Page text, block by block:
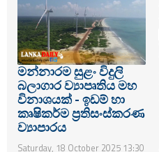
මන්නාරම සුළං විදුලි
බලාගාර ව්‍යාපෘතිය මහ
විනාශයක් - ඉඩම් හා
කෘෂිකර්ම ප්‍රතිසංස්කරණ
ව්‍යාපාරය
Saturday, 18 October 2025 13:30